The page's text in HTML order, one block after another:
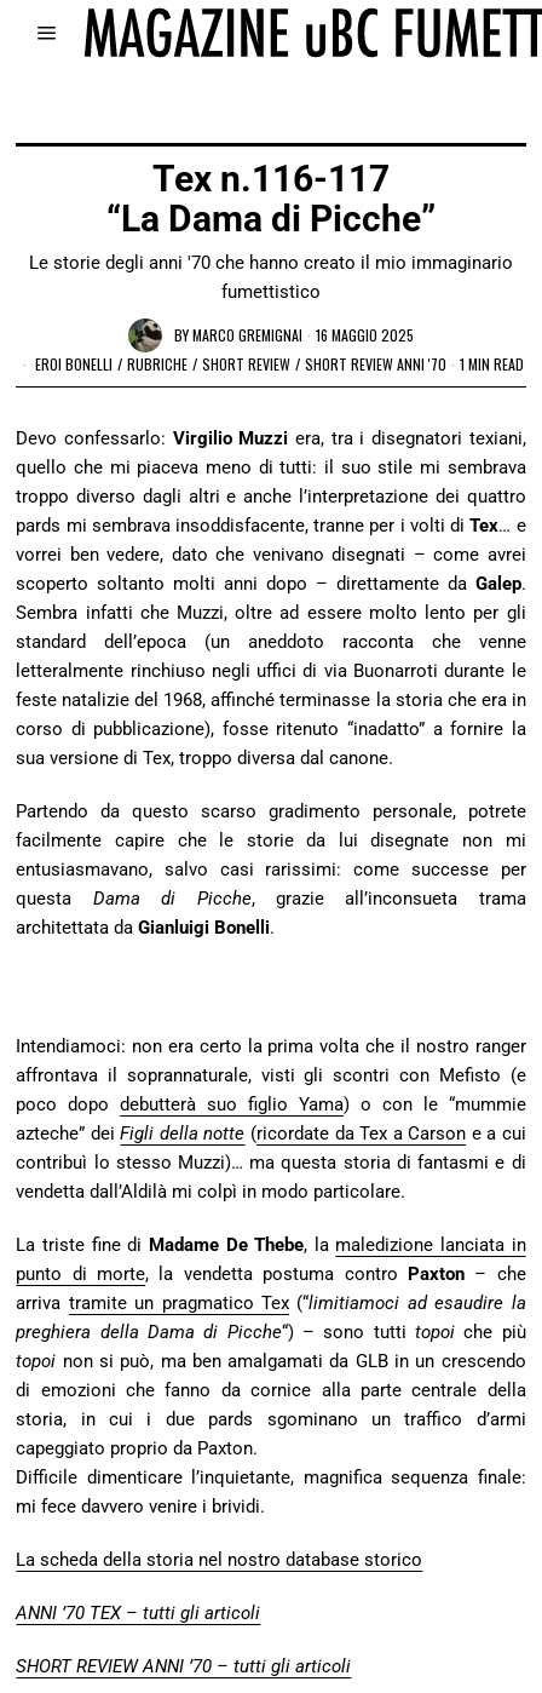
Tex n.116-117
“La Dama di Picche”
Le storie degli anni '70 che hanno creato il mio immaginario
fumettistico
BYMARCO GREMIGNAI
16 MAGGIO 2025
EROI BONELLI / RUBRICHE / SHORT REVIEW / SHORT REVIEW ANNI '70 1 MIN READ
Devo confessarlo: Virgilio Muzzi era, tra i disegnatori texiani,
quello che mi piaceva meno di tutti: il suo stile mi sembrava
troppo diverso dagli altri e anche l’interpretazione dei quattro
pards mi sembrava insoddisfacente, tranne per i volti diTex… e
vorrei ben vedere, dato che venivano disegnati – come avrei
scoperto soltanto molti anni dopo – direttamente da Galep.
Sembra infatti che Muzzi, oltre ad essere molto lento per gli
standard dell’epoca (un aneddoto racconta che venne
letteralmente rinchiuso negli uffici di via Buonarroti durante le
feste natalizie del 1968, affinché terminasse la storia che era in
corso di pubblicazione), fosse ritenuto “inadatto” a fornire la
sua versione di Tex, troppo diversa dal canone.
Partendo da questo scarso gradimento personale, potrete
facilmente capire che le storie da lui disegnate non mi
entusiasmavano, salvo casi rarissimi: come successe per
questa Dama di Picche, grazie all’inconsueta trama
architettata daGianluigi Bonelli.
Intendiamoci: non era certo la prima volta che il nostro ranger
affrontava il soprannaturale, visti gli scontri con Mefisto (e
poco dopodebutterà suo figlio Yama) o con le “mummie
azteche” deiFigli della notte (ricordate da Tex a Carson e a cui
contribuì lo stesso Muzzi)… ma questa storia di fantasmi e di
vendetta dall’Aldilà mi colpì in modo particolare.
La triste fine di Madame De Thebe, la maledizione lanciata in
punto di morte, la vendetta postuma contro Paxton– che
arriva tramite un pragmatico Tex (“limitiamoci ad esaudire la
preghiera della Dama di Picche“) – sono tutti topoiche più
topoi non si può, ma ben amalgamati da GLB in un crescendo
di emozioni che fanno da cornice alla parte centrale della
storia, in cui i due pards sgominano un traffico d’armi
capeggiato proprio da Paxton.
Difficile dimenticare l’inquietante, magnifica sequenza finale:
mi fece davvero venire i brividi.
La scheda della storia nel nostro database storico
ANNI ’70 TEX – tutti gli articoli
SHORT REVIEW ANNI ’70 – tutti gli articoli